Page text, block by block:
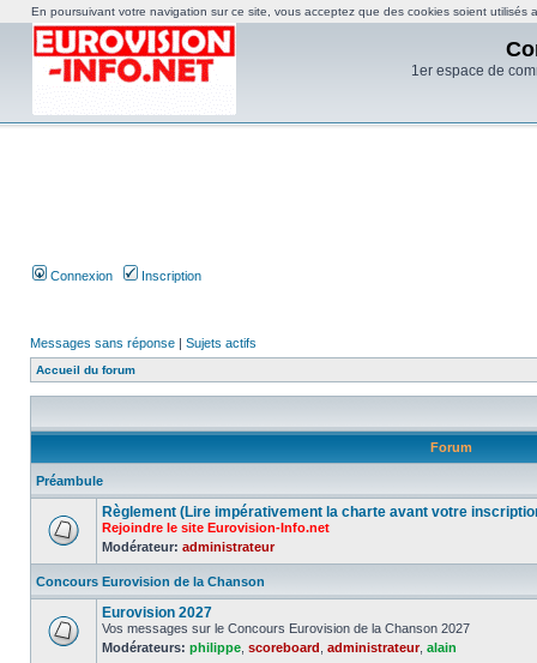
1er espace de
Connexion Inscription
Messages sans réponse | Sujets actifs
Accueil du forum
Forum
Préambule
Règlement (Lire impérativement la charte avant votre
Rejoindre le site Eurovision-Info.net
Modérateur: administrateur
Concours Eurovision de la Chanson
Eurovision 2027
Vos messages sur le Concours Eurovision de la Chanson 2027
Modérateurs: philippe scoreboard administrateur, alain
En poursuivant votre navigation sur ce site, vous acceptez que des cookies soient